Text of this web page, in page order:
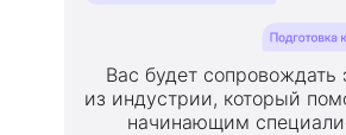
Вас будет сопровождать
из индустрии, который
начинающим